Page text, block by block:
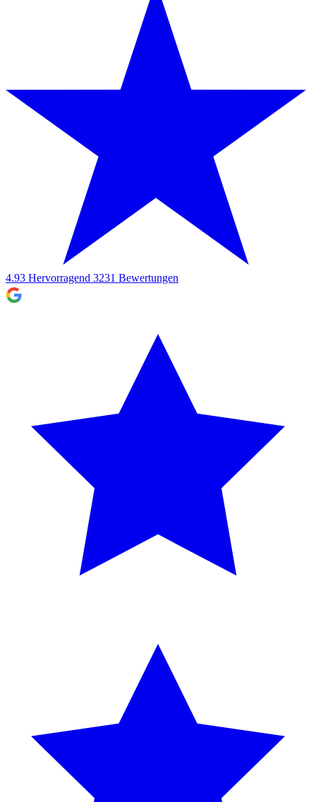
4.93 Hervorragend 3231 Bewertungen